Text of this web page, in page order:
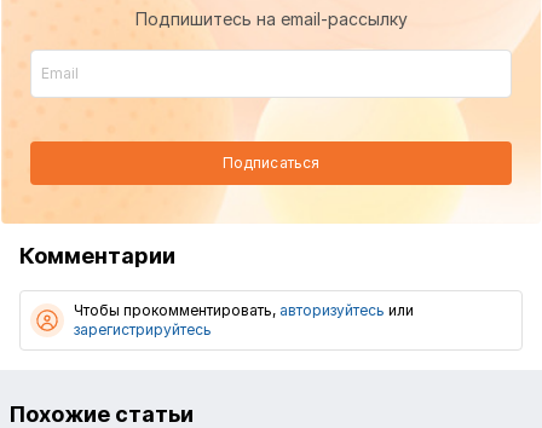
Подпишитесь на email-рассылку
Подписаться
Комментарии
Чтобы прокомментировать, авторизуйтесь или
зарегистрируйтесь
Похожие статьи